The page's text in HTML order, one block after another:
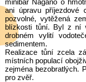
minibar Nagáno o
ani úpravu příjezdové
pozvolné, vytěžená
blízkosti tůní. Byl z ní
drobném vylití
sedimentem.
Realizace tůní zcela
místních populací
zejména bezobratlých.
pro zvěř.